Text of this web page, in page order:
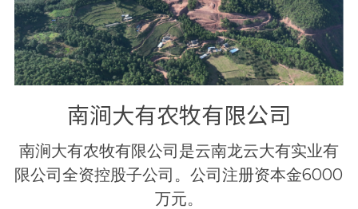
南涧大有农牧有限公司
南涧大有农牧有限公司是云南龙云大有实业有
限公司全资控股子公司。公司注册资本金6000
万元。